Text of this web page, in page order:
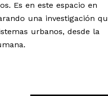
Es en este espacio en
una investigación
urbanos, desde la